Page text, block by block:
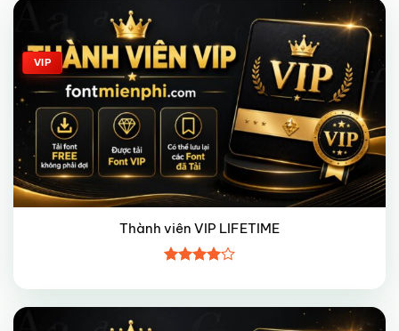
Giảm giá!
VIP
Thành viên VIP LIFETIME
xếp hạng
Giảm giá!